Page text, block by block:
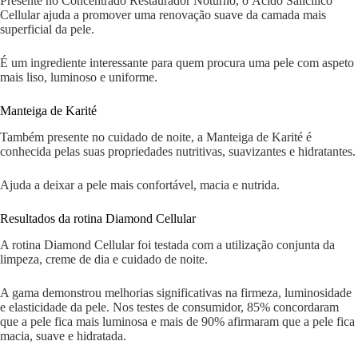
Cellular ajuda a promover uma renovação suave da camada mais
superficial da pele.
É um ingrediente interessante para quem procura uma pele com aspeto
mais liso, luminoso e uniforme.
Manteiga de Karité
Também presente no cuidado de noite, a Manteiga de Karité é
conhecida pelas suas propriedades nutritivas, suavizantes e hidratantes.
Ajuda a deixar a pele mais confortável, macia e nutrida.
Resultados da rotina Diamond Cellular
A rotina Diamond Cellular foi testada com a utilização conjunta da
limpeza, creme de dia e cuidado de noite.
A gama demonstrou melhorias significativas na firmeza, luminosidade
e elasticidade da pele. Nos testes de consumidor, 85% concordaram
que a pele fica mais luminosa e mais de 90% afirmaram que a pele fica
macia, suave e hidratada.